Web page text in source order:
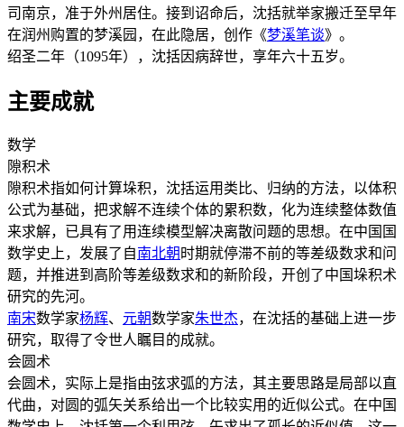
司南京，准于外州居住。接到诏命后，沈括就举家搬迁至早年
在润州购置的梦溪园，在此隐居，创作《梦溪笔谈》。
绍圣二年（1095年），沈括因病辞世，享年六十五岁。
主要成就
数学
隙积术
隙积术指如何计算垛积，沈括运用类比、归纳的方法，以体积
公式为基础，把求解不连续个体的累积数，化为连续整体数值
来求解，已具有了用连续模型解决离散问题的思想。在中国国
数学史上，发展了自南北朝 时期就停滞不前的等差级数求和问
题，并推进到高阶等差级数求和的新阶段，开创了中国垛积术
研究的先河。
南宋数学家杨辉、 元朝数学家朱世杰，在沈括的基础上进一步
研究，取得了令世人瞩目的成就。
会圆术
会圆术，实际上是指由弦求弧的方法，其主要思路是局部以直
代曲，对圆的弧矢关系给出一个比较实用的近似公式。在中国